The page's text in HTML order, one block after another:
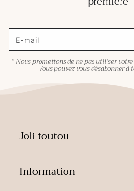
E-mail
* Nous promettons de ne pas utiliser
Vous pouvez vous désabonner à
Joli toutou
Information